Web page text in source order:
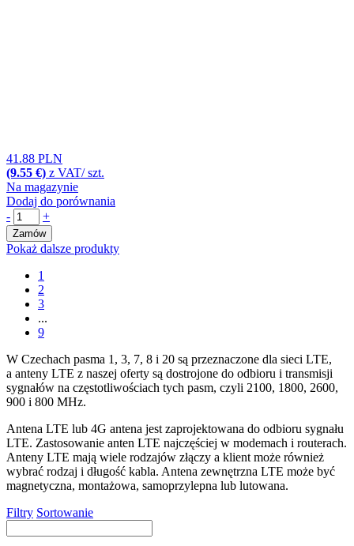
41.88 PLN
(9.55 €) z VAT/ szt.
Na magazynie
Dodaj do porównania
-
+
Zamów
Pokaż dalsze produkty
1
2
3
...
9
W Czechach pasma 1, 3, 7, 8 i 20 są przeznaczone dla sieci LTE,
a anteny LTE z naszej oferty są dostrojone do odbioru i transmisji
sygnałów na częstotliwościach tych pasm, czyli 2100, 1800, 2600,
900 i 800 MHz.
Antena LTE lub 4G antena jest zaprojektowana do odbioru sygnału
LTE. Zastosowanie anten LTE najczęściej w modemach i routerach.
Anteny LTE mają wiele rodzajów złączy a klient może również
wybrać rodzaj i długość kabla. Antena zewnętrzna LTE może być
magnetyczna, montażowa, samoprzylepna lub lutowana.
Filtry Sortowanie